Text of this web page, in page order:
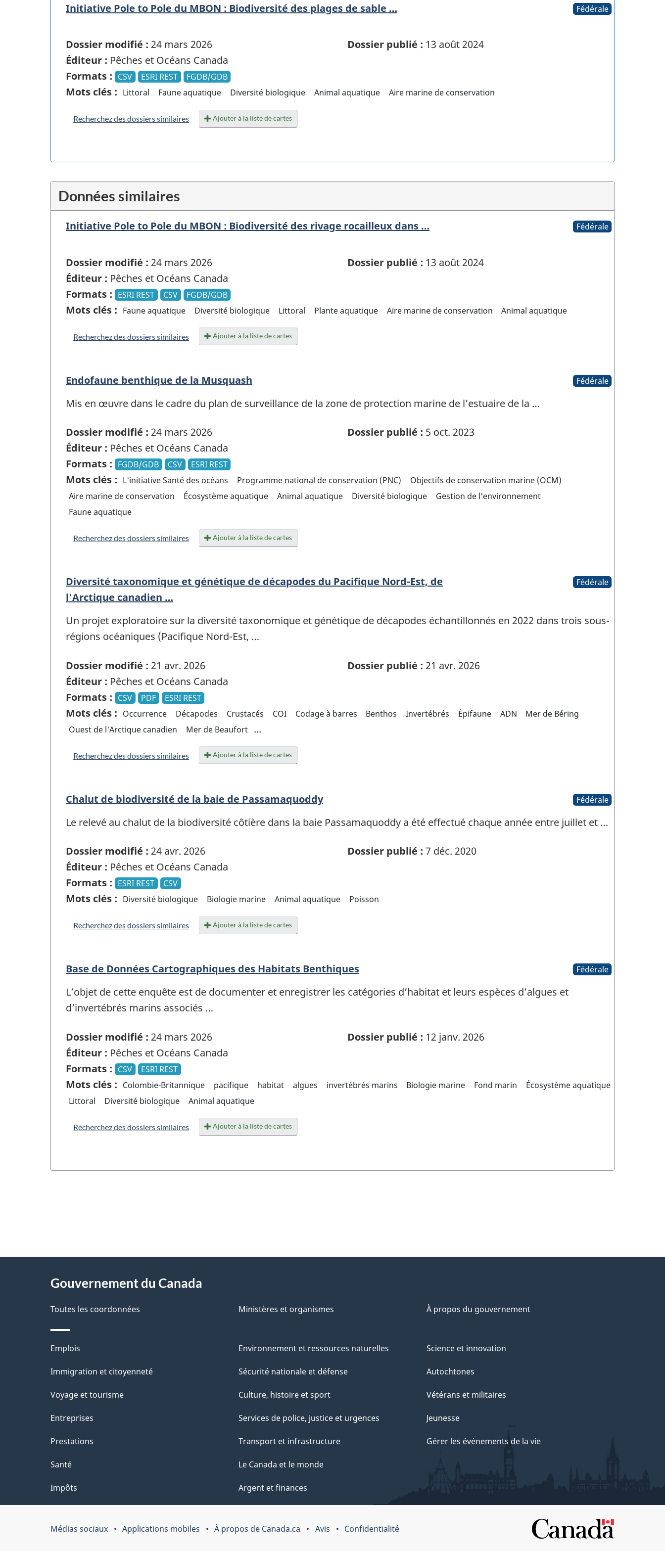
Initiative Pole to Pole du MBON : Biodiversité des plages de sable … Fédérale
Dossier modifié : 24 mars 2026 Dossier publié : 13 août 2024
Éditeur : Pêches et Océans Canada
Formats : CSV ESRI REST FGDB/GDB
Mots clés : Littoral Faune aquatique Diversité biologique Animal aquatique Aire marine de conservation
Recherchez des dossiers similaires Ajouter à la liste de cartes
Données similaires
Initiative Pole to Pole du MBON : Biodiversité des rivage rocailleux dans … Fédérale
Dossier modifié : 24 mars 2026 Dossier publié : 13 août 2024
Éditeur : Pêches et Océans Canada
Formats : ESRI REST CSV FGDB/GDB
Mots clés : Faune aquatique Diversité biologique Littoral Plante aquatique Aire marine de conservation Animal aquatique
Recherchez des dossiers similaires Ajouter à la liste de cartes
Endofaune benthique de la Musquash Fédérale
Mis en œuvre dans le cadre du plan de surveillance de la zone de protection marine de l’estuaire de la …
Dossier modifié : 24 mars 2026 Dossier publié : 5 oct. 2023
Éditeur : Pêches et Océans Canada
Formats : FGDB/GDB CSV ESRI REST
Mots clés : L'initiative Santé des océans Programme national de conservation (PNC)
Objectifs de conservation marine (OCM)
Aire marine de conservation
Écosystème aquatique Animal aquatique Diversité biologique
Gestion de l'environnement
Faune aquatique
Recherchez des dossiers similaires Ajouter à la liste de cartes
Diversité taxonomique et génétique de décapodes du Pacifique Nord-Est, de
l'Arctique canadien …
Fédérale
Un projet exploratoire sur la diversité taxonomique et génétique de décapodes échantillonnés en 2022 dans trois sous-
régions océaniques (Pacifique Nord-Est, …
Dossier modifié : 21 avr. 2026 Dossier publié : 21 avr. 2026
Éditeur : Pêches et Océans Canada
Formats : CSV PDF ESRI REST
Mots clés : Occurrence Décapodes Crustacés COI Codage à barres Benthos Invertébrés Épifaune ADN
Mer de Béring
Ouest de l'Arctique canadien
Mer de Beaufort ...
Recherchez des dossiers similaires Ajouter à la liste de cartes
Chalut de biodiversité de la baie de Passamaquoddy Fédérale
Le relevé au chalut de la biodiversité côtière dans la baie Passamaquoddy a été effectué chaque année entre juillet et …
Dossier modifié : 24 avr. 2026 Dossier publié : 7 déc. 2020
Éditeur : Pêches et Océans Canada
Formats : ESRI REST CSV
Mots clés : Diversité biologique Biologie marine Animal aquatique Poisson
Recherchez des dossiers similaires Ajouter à la liste de cartes
Base de Données Cartographiques des Habitats Benthiques Fédérale
L’objet de cette enquête est de documenter et enregistrer les catégories d’habitat et leurs espèces d’algues et
d’invertébrés marins associés …
Dossier modifié : 24 mars 2026 Dossier publié : 12 janv. 2026
Éditeur : Pêches et Océans Canada
Formats : CSV ESRI REST
Mots clés : Colombie-Britannique pacifique habitat algues invertébrés marins Biologie marine Fond marin
Écosystème aquatique
Littoral
Diversité biologique Animal aquatique
Recherchez des dossiers similaires Ajouter à la liste de cartes
D
é
t
a
i
l
d
e
l
p
a
g
e
Gouvernement du Canada
Toutes les coordonnées Ministères et organismes À propos du gouvernement
Thèmes
et
Emplois
Immigration et citoyenneté
Voyage et tourisme
Entreprises
Prestations
Santé
Impôts
Environnement et ressources naturelles
Sécurité nationale et défense
Culture, histoire et sport
Services de police, justice et urgences
Transport et infrastructure
Le Canada et le monde
Argent et finances
Science et innovation
Autochtones
Vétérans et militaires
Jeunesse
Gérer les événements de la vie
Organisation
Médias sociaux Applications mobiles À propos de Canada.ca Avis Confidentialité